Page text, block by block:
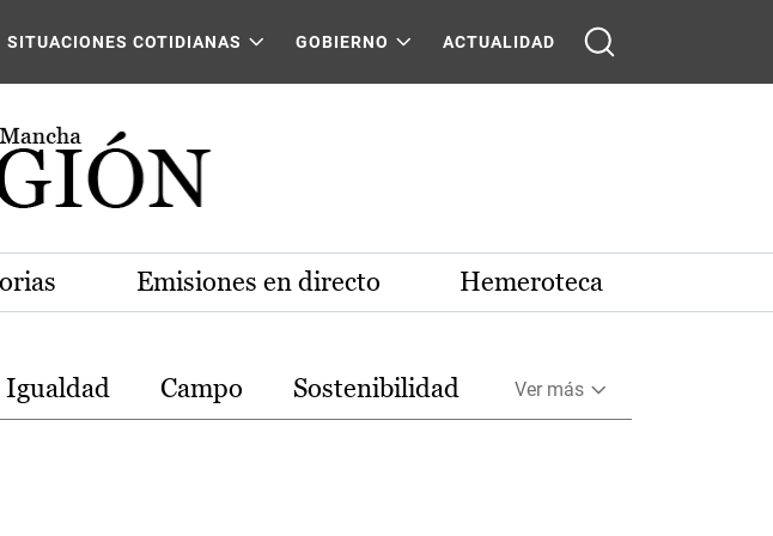
SITUACIONES COTIDIANAS GOBIERNO ACTUALIDAD
Emisiones en directo Hemeroteca
Igualdad Campo Sostenibilidad Ver más